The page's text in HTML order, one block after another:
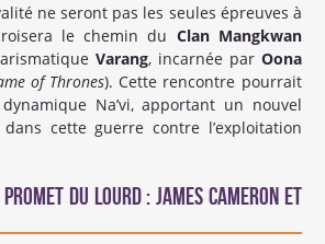
ne seront pas les seules épreuves à
le chemin du Clan Mangkwan
Varang, incarnée par Oona
of Thrones). Cette rencontre pourrait
Na’vi, apportant un nouvel
cette guerre contre l’exploitation
du lourd : James Cameron et